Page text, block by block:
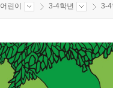
어린이 3-4학년 3-4